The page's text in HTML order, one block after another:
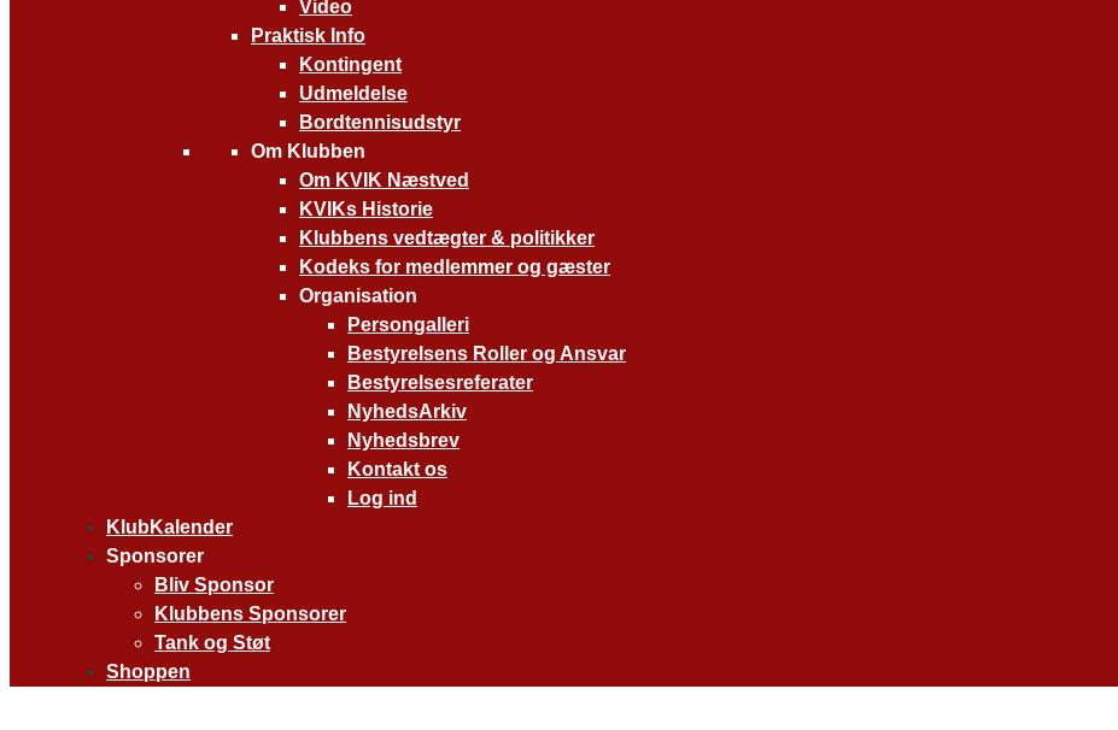
Video
Praktisk Info
Kontingent
Udmeldelse
Bordtennisudstyr
Om Klubben
Om KVIK Næstved
KVIKs Historie
Klubbens vedtægter & politikker
Kodeks for medlemmer og gæster
Organisation
Persongalleri
Bestyrelsens Roller og Ansvar
Bestyrelsesreferater
NyhedsArkiv
Nyhedsbrev
Kontakt os
Log ind
KlubKalender
Sponsorer
Bliv Sponsor
Klubbens Sponsorer
Tank og Støt
Shoppen